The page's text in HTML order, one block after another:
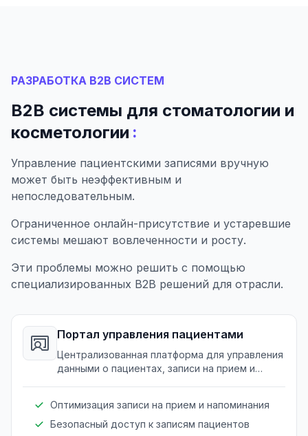
РАЗРАБОТКА B2B СИСТЕМ
B2B системы для стоматологии и
косметологии :
Управление пациентскими записями вручную
может быть неэффективным и
непоследовательным.
Ограниченное онлайн-присутствие и устаревшие
системы мешают вовлеченности и росту.
Эти проблемы можно решить с помощью
специализированных B2B решений для отрасли.
Портал управления пациентами
Централизованная платформа для управления
данными о пациентах, записи на прием и
Оптимизация записи на прием и напоминания
Безопасный доступ к записям пациентов